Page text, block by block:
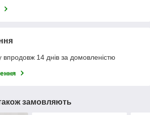
14 днів за домовленістю
замовляють